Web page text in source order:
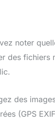
noter
des
des
(GPS